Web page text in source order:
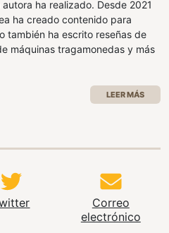
ha realizado. Desde 2021
ha creado contenido para
también ha escrito reseñas de
máquinas tragamonedas y más
LEER MÁS
Correo
electrónico